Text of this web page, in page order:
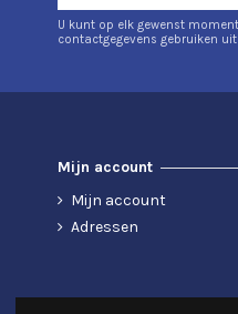
U kunt op elk gewenst
contactgegevens gebruiken
Mijn account
Mijn account
Adressen